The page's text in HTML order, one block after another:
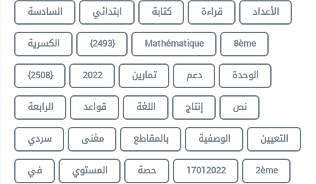
السادسة ابتدائي كتابة قراءة
الأعداد
الكسرية
{2493} Mathématique
8ème
{2508}
2022 تمارين دعم
الوحدة
الرابعة
قواعد اللغة إنتاج
نص
سردي
مغنى بالمقاطع الوصفية
التعيين
في
المستوي حصة 17012022
2ème